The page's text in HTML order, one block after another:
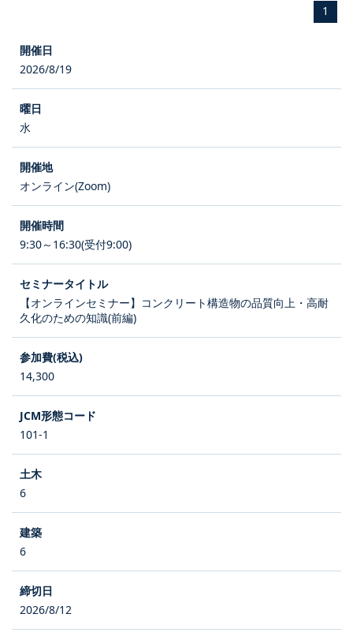
1
2026/8/19
水
オンライン(Zoom)
9:30～16:30(受付9:00)
【オンラインセミナー】コンクリート構造物の品質向上・高耐
久化のための知識(前編)
14,300
101-1
6
6
2026/8/12